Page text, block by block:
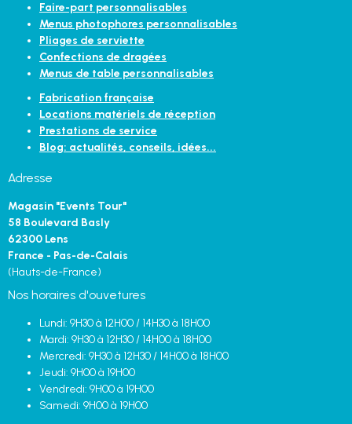
Faire-part personnalisables
Menus photophores personnalisables
Pliages de serviette
Confections de dragées
Menus de table personnalisables
Fabrication française
Locations matériels de réception
Prestations de service
Blog: actualités, conseils, idées...
Adresse
Magasin "Events Tour"
58 Boulevard Basly
62300 Lens
France - Pas-de-Calais
(Hauts-de-France)
Nos horaires d'ouvetures
Lundi: 9H30 à 12H00 / 14H30 à 18H00
Mardi: 9H30 à 12H30 / 14H00 à 18H00
Mercredi: 9H30 à 12H30 / 14H00 à 18H00
Jeudi: 9H00 à 19H00
Vendredi: 9H00 à 19H00
Samedi: 9H00 à 19H00